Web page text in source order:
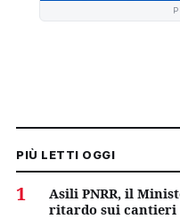
PIÙ LETTI OGGI
1
Asili PNRR, il
ritardo sui cantieri